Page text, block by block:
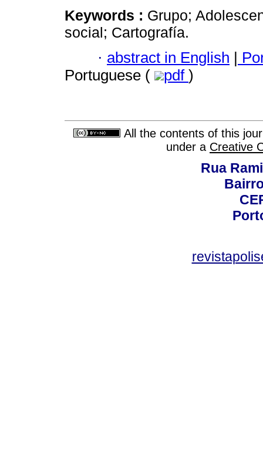
Keywords : Grupo;
social; Cartografía.
· abstract in English |
Portuguese (
pdf )
All the contents of this
under a Creative
Rua